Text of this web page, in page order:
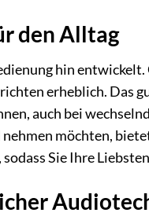
den Alltag
hin
erheblich. Das
auch bei
möchten,
Sie Ihre